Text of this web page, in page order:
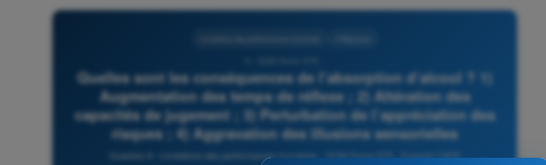
Quelles sont les conséquences de l’absorption d’alcool ? 1)
Augmentation des temps de réflexe ; 2) Altération des
capacités de jugement ; 3) Perturbation de l’appréciation des
risques ; 4) Aggravation des illusions sensorielles
Question 9 - Limitations des performances humaines - QCM Drone STS - Examen CATS